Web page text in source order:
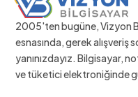
2005'ten bugüne, Vizyon
esnasında, gerek alışveriş
yanınızdayız. Bilgisayar,
ve tüketici elektroniğinde